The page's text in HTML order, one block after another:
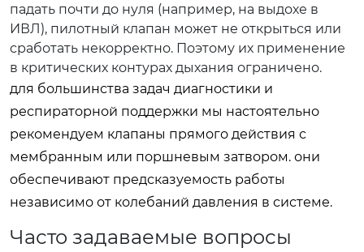
падать почти до нуля (например, на выдохе в
ИВЛ), пилотный клапан может не открыться или
сработать некорректно. Поэтому их применение
в критических контурах дыхания ограничено.
для большинства задач диагностики и
респираторной поддержки мы настоятельно
рекомендуем клапаны прямого действия с
мембранным или поршневым затвором. они
обеспечивают предсказуемость работы
независимо от колебаний давления в системе.
Часто задаваемые вопросы